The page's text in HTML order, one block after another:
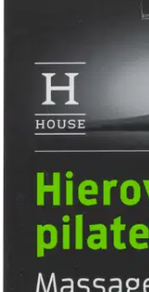
Tarkista
Tuotekuvaus
House-pallo soveltuu
hierontaan sekä
kiinteyttää erityisesti